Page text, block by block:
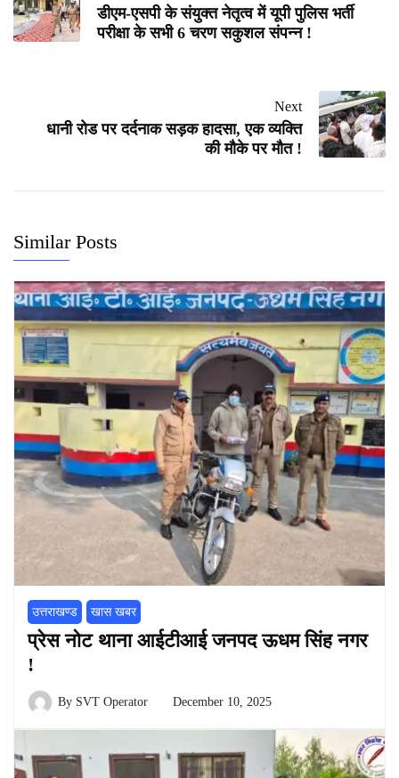
डीएम-एसपी के संयुक्त नेतृत्व में यूपी पुलिस भर्ती
परीक्षा के सभी 6 चरण सकुशल संपन्न !
Next
धानी रोड पर दर्दनाक सड़क हादसा, एक व्यक्ति
की मौके पर मौत !
Similar Posts
उत्तराखण्ड खास खबर
प्रेस नोट थाना आईटीआई जनपद ऊधम सिंह नगर
!
By SVT Operator December 10, 2025